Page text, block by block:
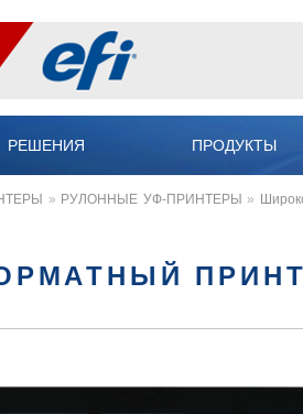
РЕШЕНИЯ ПРОДУКТЫ
» РУЛОННЫЕ УФ-ПРИНТЕРЫ »